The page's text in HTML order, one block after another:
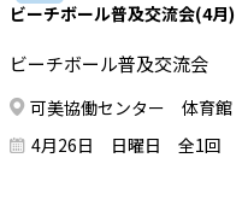
ビーチボール普及交流会(4月)
ビーチボール普及交流会
可美協働センター 体育館
4月26日 日曜日 全1回